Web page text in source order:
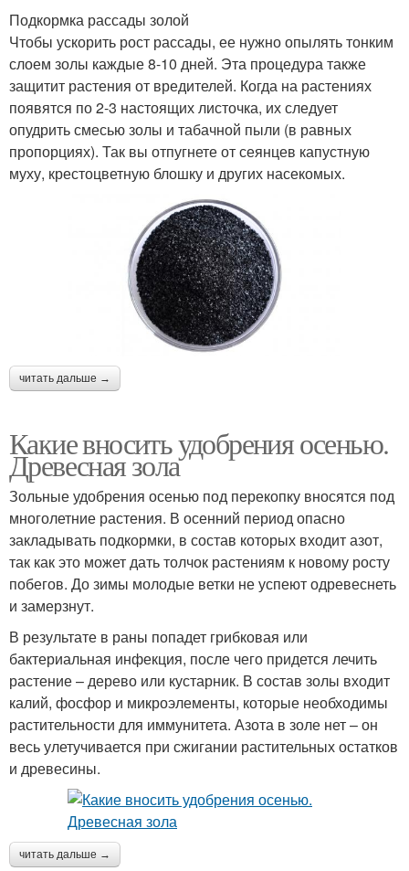
Подкормка рассады золой
Чтобы ускорить рост рассады, ее нужно опылять тонким
слоем золы каждые 8-10 дней. Эта процедура также
защитит растения от вредителей. Когда на растениях
появятся по 2-3 настоящих листочка, их следует
опудрить смесью золы и табачной пыли (в равных
пропорциях). Так вы отпугнете от сеянцев капустную
муху, крестоцветную блошку и других насекомых.
читать дальше →
Какие вносить удобрения осенью.
Древесная зола
Зольные удобрения осенью под перекопку вносятся под
многолетние растения. В осенний период опасно
закладывать подкормки, в состав которых входит азот,
так как это может дать толчок растениям к новому росту
побегов. До зимы молодые ветки не успеют одревеснеть
и замерзнут.
В результате в раны попадет грибковая или
бактериальная инфекция, после чего придется лечить
растение – дерево или кустарник. В состав золы входит
калий, фосфор и микроэлементы, которые необходимы
растительности для иммунитета. Азота в золе нет – он
весь улетучивается при сжигании растительных остатков
и древесины.
читать дальше →